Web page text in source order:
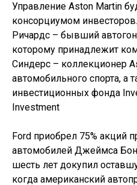
Управление Aston Martin
консорциумом
Ричардс – бывший
которому принадлежит
Синдерс – коллекционер
автомобильного спорта, а
инвестиционных фонда
Investment
Ford приобрел 75% акций
автомобилей Джеймса
шесть лет докупил
когда американский